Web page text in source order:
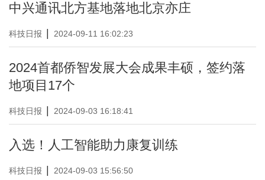
中兴通讯北方基地落地北京亦庄
科技日报 2024-09-11 16:02:23
2024首都侨智发展大会成果丰硕，签约落
地项目17个
科技日报 2024-09-03 16:18:41
入选！人工智能助力康复训练
科技日报 2024-09-03 15:56:50